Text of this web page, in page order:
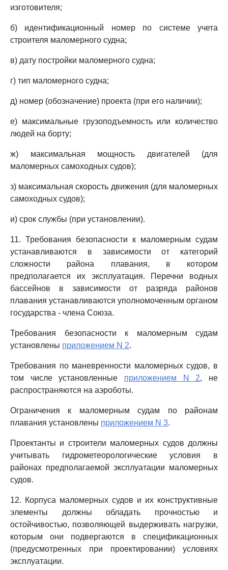
изготовителя;
б) идентификационный номер по системе учета
строителя маломерного судна;
в) дату постройки маломерного судна;
г) тип маломерного судна;
д) номер (обозначение) проекта (при его наличии);
е) максимальные грузоподъемность или количество
людей на борту;
ж) максимальная мощность двигателей (для
маломерных самоходных судов);
з) максимальная скорость движения (для маломерных
самоходных судов);
и) срок службы (при установлении).
11. Требования безопасности к маломерным судам
устанавливаются в зависимости от категорий
сложности района плавания, в котором
предполагается их эксплуатация. Перечни водных
бассейнов в зависимости от разряда районов
плавания устанавливаются уполномоченным органом
государства - члена Союза.
Требования безопасности к маломерным судам
установлены приложением N 2.
Требования по маневренности маломерных судов, в
том числе установленные приложением N 2, не
распространяются на аэроботы.
Ограничения к маломерным судам по районам
плавания установлены приложением N 3.
Проектанты и строители маломерных судов должны
учитывать гидрометеорологические условия в
районах предполагаемой эксплуатации маломерных
судов.
12. Корпуса маломерных судов и их конструктивные
элементы должны обладать прочностью и
остойчивостью, позволяющей выдерживать нагрузки,
которым они подвергаются в спецификационных
(предусмотренных при проектировании) условиях
эксплуатации.